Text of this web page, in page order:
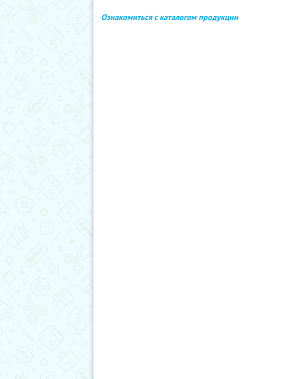
Ознакомиться с каталогом продукции